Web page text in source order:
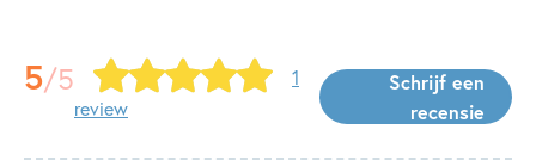
5/5
1
review
Schrijf een
recensie